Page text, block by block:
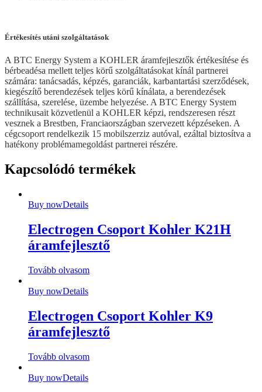
Értékesítés utáni szolgáltatások
A BTC Energy System a KOHLER áramfejlesztők értékesítése és
bérbeadésa mellett teljes körű szolgáltatásokat kínál partnerei
számára: tanácsadás, képzés, garanciák, karbantartási szerződések,
kiegészítő berendezések teljes körű kínálata, a berendezések
szállítása, szerelése, üzembe helyezése. A BTC Energy System
technikusait közvetlenül a KOHLER képzi, rendszeresen részt
vesznek a Brestben, Franciaországban szervezett képzéseken. A
cégcsoport rendelkezik 15 mobilszerziz autóval, ezáltal biztosítva a
hatékony problémamegoldást partnerei részére.
Kapcsolódó termékek
Buy nowDetails
Electrogen Csoport Kohler K21H
áramfejlesztő
Tovább olvasom
Buy nowDetails
Electrogen Csoport Kohler K9
áramfejlesztő
Tovább olvasom
Buy nowDetails